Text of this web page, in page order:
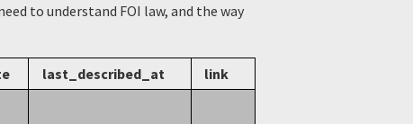
to understand FOI law, and the way
last_described_at link